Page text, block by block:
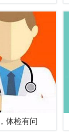
体检有问